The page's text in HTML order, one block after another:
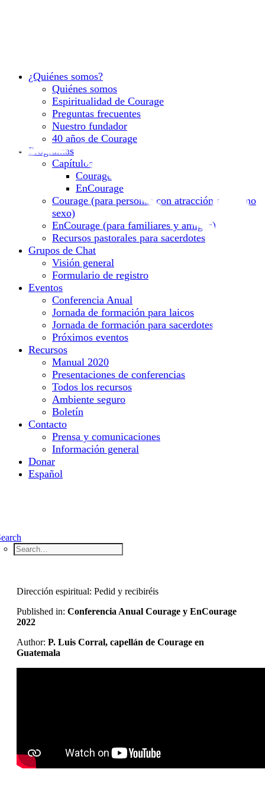
¿Quiénes somos?
Quiénes somos
Espiritualidad de Courage
Preguntas frecuentes
Nuestro fundador
40 años de Courage
Programas
Capítulos
Courage
EnCourage
Courage (para personas con atracción al mismo
sexo)
EnCourage (para familiares y amigos)
Recursos pastorales para sacerdotes
Grupos de Chat
Visión general
Formulario de registro
Eventos
Conferencia Anual
Jornada de formación para laicos
Jornada de formación para sacerdotes
Próximos eventos
Recursos
Manual 2020
Presentaciones de conferencias
Todos los recursos
Ambiente seguro
Boletín
Contacto
Prensa y comunicaciones
Información general
Donar
Español
Dirección espiritual: Pedid y recibiréis
Published in: Conferencia Anual Courage y EnCourage
2022
Author: P. Luis Corral, capellán de Courage en
Guatemala